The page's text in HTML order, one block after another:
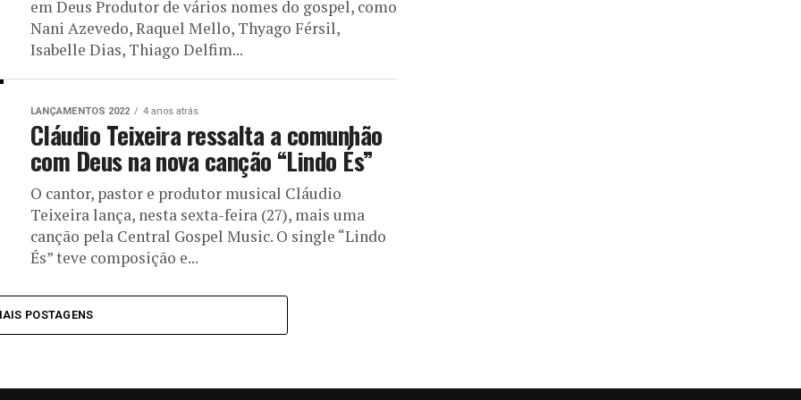
em Deus Produtor de vários nomes do gospel, como
Nani Azevedo, Raquel Mello, Thyago Férsil,
Isabelle Dias, Thiago Delfim...
LANÇAMENTOS 2022 4 anos atrás
Cláudio Teixeira ressalta a comunhão
com Deus na nova canção “Lindo És”
O cantor, pastor e produtor musical Cláudio
Teixeira lança, nesta sexta-feira (27), mais uma
canção pela Central Gospel Music. O single “Lindo
És” teve composição e...
POSTAGENS